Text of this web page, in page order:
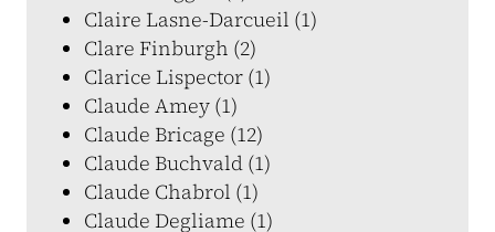
Claire Lasne-Darcueil (1)
Clare Finburgh (2)
Clarice Lispector (1)
Claude Amey (1)
Claude Bricage (12)
Claude Buchvald (1)
Claude Chabrol (1)
Claude Degliame (1)